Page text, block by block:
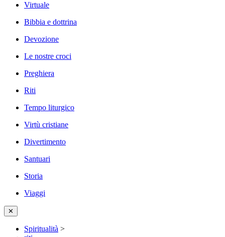
Virtuale
Bibbia e dottrina
Devozione
Le nostre croci
Preghiera
Riti
Tempo liturgico
Virtù cristiane
Divertimento
Santuari
Storia
Viaggi
✕
Spiritualità >